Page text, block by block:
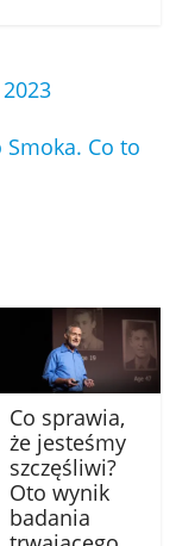
Co to
Co sprawia,
że jesteśmy
szczęśliwi?
Oto wynik
badania